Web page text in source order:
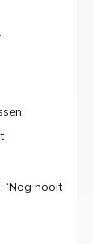
‘Nog nooit